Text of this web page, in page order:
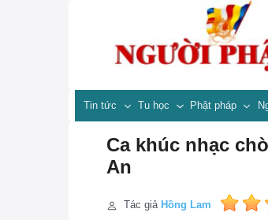
Tin tức Tu học Phật pháp
Ca khúc nhạc
An
Tác giả Hồng Lam